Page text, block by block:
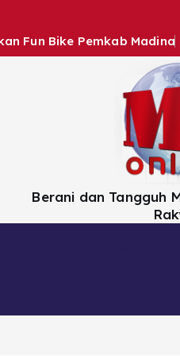
Fun Bike Pemkab Madina
Berani dan Tangguh